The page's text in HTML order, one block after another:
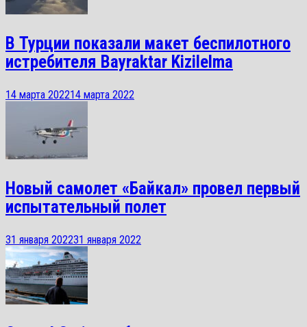
В Турции показали макет беспилотного
истребителя Bayraktar Kizilelma
14 марта 202214 марта 2022
Новый самолет «Байкал» провел первый
испытательный полет
31 января 202231 января 2022